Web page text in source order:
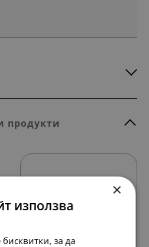
продукти
×
използва
за да